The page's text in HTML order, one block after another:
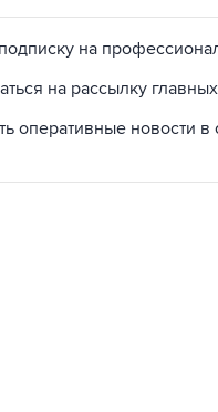
на рассылку главных
оперативные новости